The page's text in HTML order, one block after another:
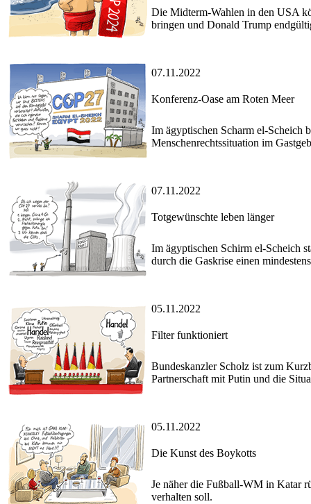
Die Midterm-Wahlen in den USA
bringen und Donald Trump
07.11.2022
Konferenz-Oase am Roten Meer
Im ägyptischen Scharm el-Scheich
Menschenrechtssituation im
07.11.2022
Totgewünschte leben länger
Im ägyptischen Schirm el-Scheich
durch die Gaskrise einen
05.11.2022
Filter funktioniert
Bundeskanzler Scholz ist zum
Partnerschaft mit Putin und die
05.11.2022
Die Kunst des Boykotts
Je näher die Fußball-WM in Katar
verhalten soll.